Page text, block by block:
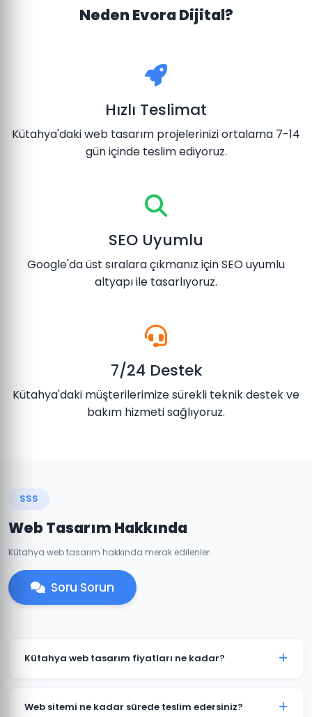
Neden Evora Dijital?
Hızlı Teslimat
Kütahya'daki web tasarım projelerinizi ortalama 7-14
gün içinde teslim ediyoruz.
SEO Uyumlu
Google'da üst sıralara çıkmanız için SEO uyumlu
altyapı ile tasarlıyoruz.
7/24 Destek
Kütahya'daki müşterilerimize sürekli teknik destek ve
bakım hizmeti sağlıyoruz.
SSS
Web Tasarım Hakkında
Kütahya web tasarım hakkında merak edilenler.
Soru Sorun
Kütahya web tasarım fiyatları ne kadar?
kapsamına göre değişmektedir. Kurumsal web sitesi,
Web sitemi ne kadar sürede teslim edersiniz?